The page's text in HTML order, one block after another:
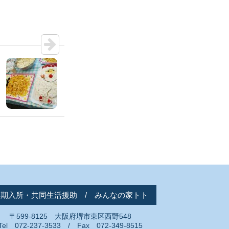
入所・共同生活援助 / みんなの家トト
〒599-8125 大阪府堺市東区西野548
072-237-3533 / Fax 072-349-8515